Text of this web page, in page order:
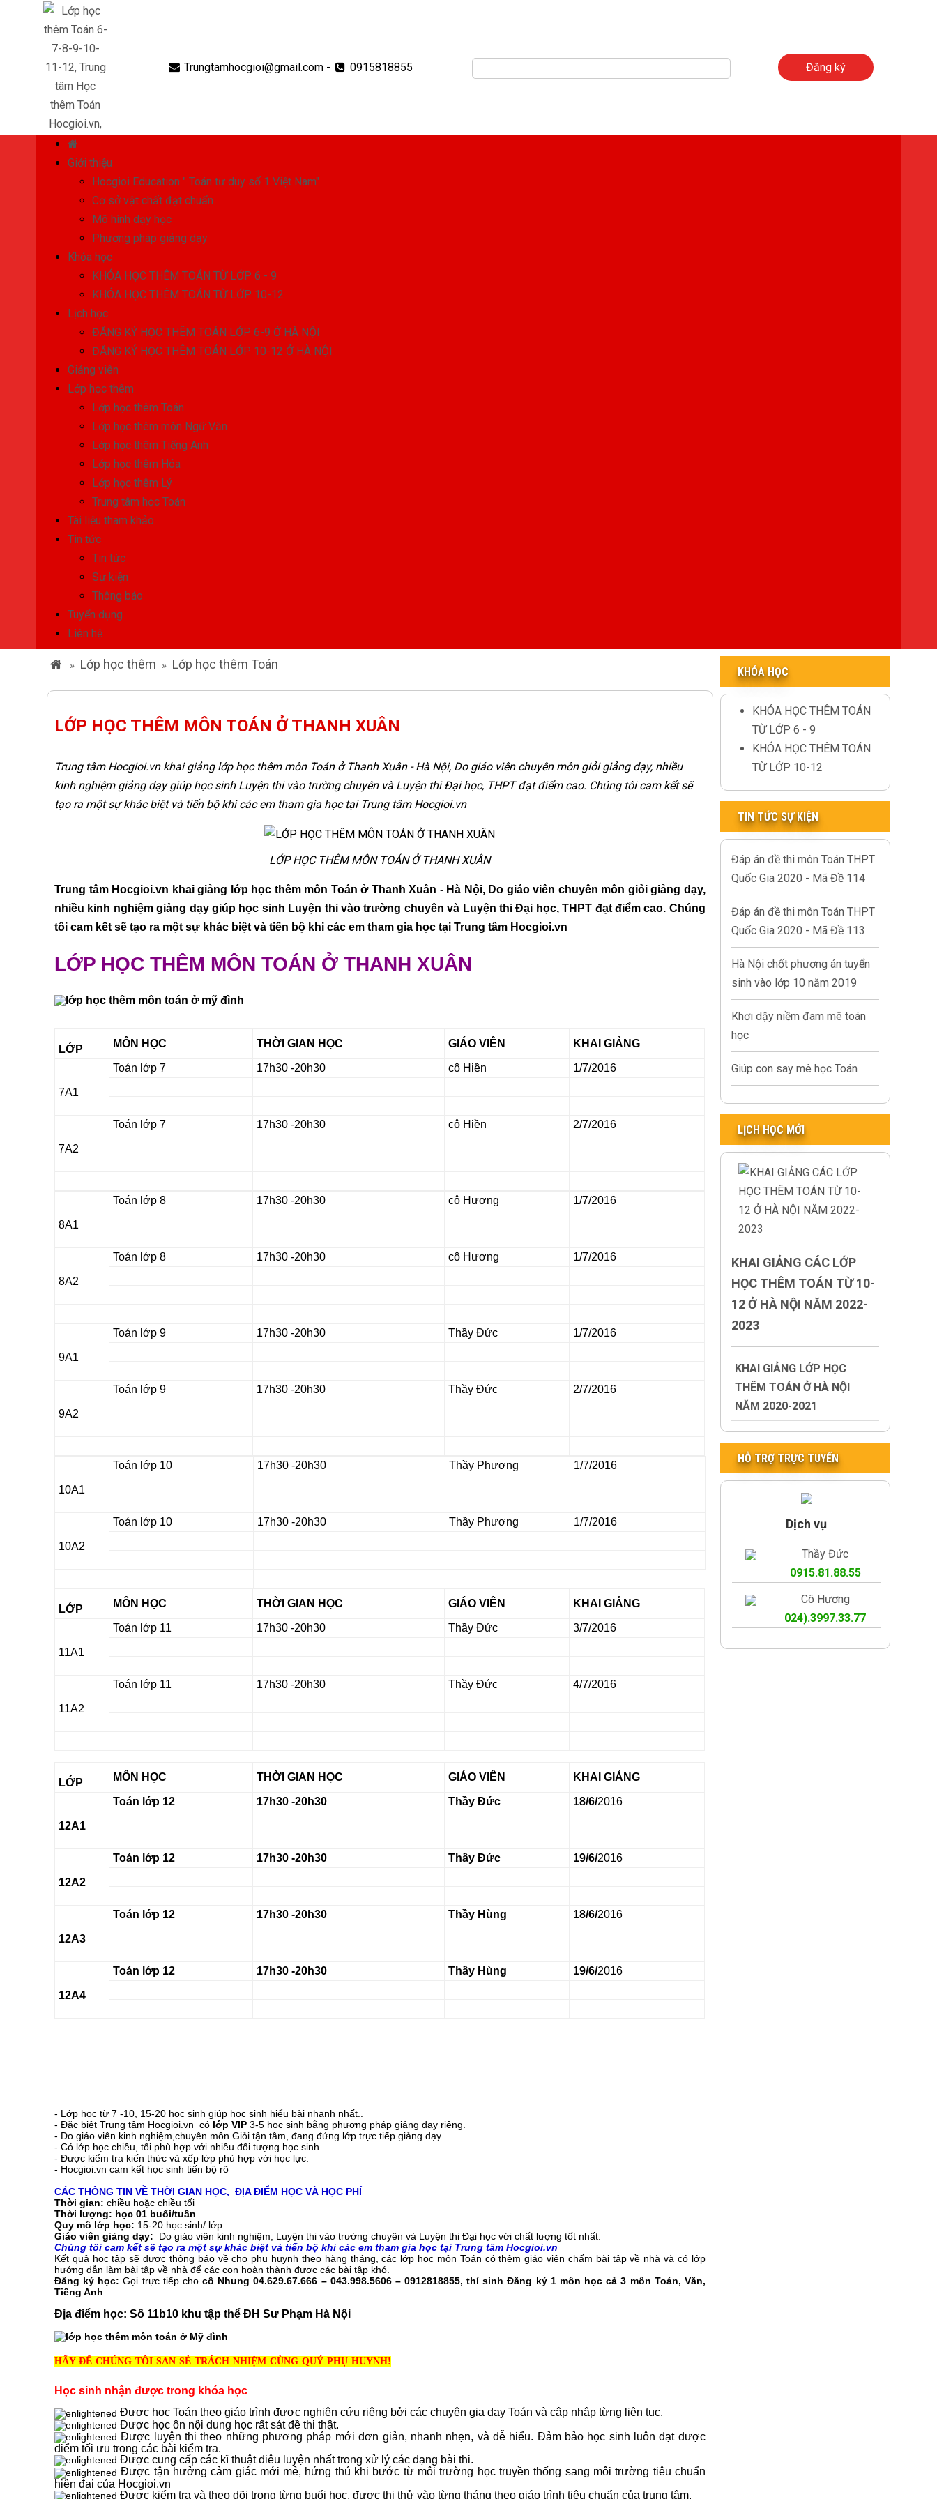
Trungtamhocgioi@gmail.com- 0915818855 Đăng ký
Giới thiệu
Hocgioi Education " Toán tư duy số 1 Việt Nam"
Cơ sở vật chất đạt chuẩn
Mô hình dạy học
Phương pháp giảng dạy
Khóa học
KHÓA HỌC THÊM TOÁN TỪ LỚP 6 - 9
KHÓA HỌC THÊM TOÁN TỪ LỚP 10-12
Lịch học
ĐĂNG KÝ HỌC THÊM TOÁN LỚP 6-9 Ở HÀ NỘI
ĐĂNG KÝ HỌC THÊM TOÁN LỚP 10-12 Ở HÀ NỘI
Giảng viên
Lớp học thêm
Lớp học thêm Toán
Lớp học thêm môn Ngữ Văn
Lớp học thêm Tiếng Anh
Lớp học thêm Hóa
Lớp học thêm Lý
Trung tâm học Toán
Tài liệu tham khảo
Tin tức
Tin tức
Sự kiện
Thông báo
Tuyển dụng
Liên hệ
» Lớp học thêm » Lớp học thêm Toán
LỚP HỌC THÊM MÔN TOÁN Ở THANH XUÂN
Trung tâm Hocgioi.vn khai giảng lớp học thêm môn Toán ở Thanh Xuân - Hà Nội, Do giáo viên chuyên môn giỏi giảng dạy, nhiều
kinh nghiệm giảng dạy giúp học sinh Luyện thi vào trường chuyên và Luyện thi Đại học, THPT đạt điểm cao. Chúng tôi cam kết sẽ
tạo ra một sự khác biệt và tiến bộ khi các em tham gia học tại Trung tâm Hocgioi.vn
LỚP HỌC THÊM MÔN TOÁN Ở THANH XUÂN
Trung tâm Hocgioi.vn khai giảng lớp học thêm môn Toán ở Thanh Xuân - Hà Nội, Do giáo viên chuyên môn giỏi giảng dạy,
nhiều kinh nghiệm giảng dạy giúp học sinh Luyện thi vào trường chuyên và Luyện thi Đại học, THPT đạt điểm cao. Chúng
tôi cam kết sẽ tạo ra một sự khác biệt và tiến bộ khi các em tham gia học tại Trung tâm Hocgioi.vn
LỚP HỌC THÊM MÔN TOÁN Ở THANH XUÂN
LỚP MÔN HỌC THỜI GIAN HỌC GIÁO VIÊN KHAI GIẢNG
7A1
Toán lớp 7 17h30 -20h30 cô Hiền 1/7/2016
7A2
Toán lớp 7 17h30 -20h30 cô Hiền 2/7/2016
8A1
Toán lớp 8 17h30 -20h30 cô Hương 1/7/2016
8A2
Toán lớp 8 17h30 -20h30 cô Hương 1/7/2016
9A1
Toán lớp 9 17h30 -20h30 Thầy Đức 1/7/2016
9A2
Toán lớp 9 17h30 -20h30 Thầy Đức 2/7/2016
10A1
Toán lớp 10 17h30 -20h30 Thầy Phương 1/7/2016
10A2
Toán lớp 10 17h30 -20h30 Thầy Phương 1/7/2016
LỚP MÔN HỌC THỜI GIAN HỌC GIÁO VIÊN KHAI GIẢNG
11A1
Toán lớp 11 17h30 -20h30 Thầy Đức 3/7/2016
11A2
Toán lớp 11 17h30 -20h30 Thầy Đức 4/7/2016
LỚP MÔN HỌC THỜI GIAN HỌC GIÁO VIÊN KHAI GIẢNG
12A1
Toán lớp 12 17h30 -20h30 Thầy Đức 18/6/2016
12A2
Toán lớp 12 17h30 -20h30 Thầy Đức 19/6/2016
12A3
Toán lớp 12 17h30 -20h30 Thầy Hùng 18/6/2016
12A4
Toán lớp 12 17h30 -20h30 Thầy Hùng 19/6/2016
- Lớp học từ 7 -10, 15-20 học sinh giúp học sinh hiểu bài nhanh nhất..
- Đặc biệt Trung tâm Hocgioi.vn có lớp VIP 3-5 học sinh bằng phương pháp giảng dạy riêng.
- Do giáo viên kinh nghiệm,chuyên môn Giỏi tận tâm, đang đứng lớp trực tiếp giảng dạy.
- Có lớp học chiều, tối phù hợp với nhiều đối tượng học sinh.
- Được kiểm tra kiến thức và xếp lớp phù hợp với học lực.
- Hocgioi.vn cam kết học sinh tiến bộ rõ
CÁC THÔNG TIN VỀ THỜI GIAN HỌC, ĐỊA ĐIỂM HỌC VÀ HỌC PHÍ
Thời gian: chiều hoặc chiều tối
Thời lượng: học 01 buổi/tuần
Quy mô lớp học: 15-20 học sinh/ lớp
Giáo viên giảng dạy: Do giáo viên kinh nghiệm, Luyện thi vào trường chuyên và Luyện thi Đại học với chất lượng tốt nhất.
Chúng tôi cam kết sẽ tạo ra một sự khác biệt và tiến bộ khi các em tham gia học tại Trung tâm Hocgioi.vn
Kết quả học tập sẽ được thông báo về cho phụ huynh theo hàng tháng, các lớp học môn Toán có thêm giáo viên chấm bài tập về nhà và có lớp
hướng dẫn làm bài tập về nhà để các con hoàn thành được các bài tập khó.
Đăng ký học: Gọi trực tiếp chocô Nhung 04.629.67.666 – 043.998.5606 – 0912818855, thí sinh Đăng ký 1 môn học cả 3 môn Toán, Văn,
Tiếng Anh
Địa điểm học: Số 11b10 khu tập thể ĐH Sư Phạm Hà Nội
HÃY ĐỂ CHÚNG TÔI SAN SẺ TRÁCH NHIỆM CÙNG QUÝ PHỤ HUYNH!
Học sinh nhận được trong khóa học
Được học Toán theo giáo trình được nghiên cứu riêng bởi các chuyên gia dạy Toán và cập nhập từng liên tục.
Được học ôn nội dung học rất sát đề thi thật.
Được luyện thi theo những phương pháp mới đơn giản, nhanh nhẹn, và dễ hiểu. Đảm bảo học sinh luôn đạt được
điểm tối ưu trong các bài kiểm tra.
Được cung cấp các kĩ thuật điêu luyện nhất trong xử lý các dạng bài thi.
Được tận hưởng cảm giác mới mẻ, hứng thú khi bước từ môi trường học truyền thống sang môi trường tiêu chuẩn
hiện đại của Hocgioi.vn
Được kiểm tra và theo dõi trong từng buổi học, được thi thử vào từng tháng theo giáo trình tiêu chuẩn của trung tâm.
KHÓA HỌC
KHÓA HỌC THÊM TOÁN
TỪ LỚP 6 - 9
KHÓA HỌC THÊM TOÁN
TỪ LỚP 10-12
TIN TỨC SỰ KIỆN
Đáp án đề thi môn Toán THPT
Quốc Gia 2020 - Mã Đề 114
Đáp án đề thi môn Toán THPT
Quốc Gia 2020 - Mã Đề 113
Hà Nội chốt phương án tuyển
sinh vào lớp 10 năm 2019
Khơi dậy niềm đam mê toán
học
Giúp con say mê học Toán
LỊCH HỌC MỚI
KHAI GIẢNG CÁC LỚP
HỌC THÊM TOÁN TỪ 10-
12 Ở HÀ NỘI NĂM 2022-
2023
KHAI GIẢNG LỚP HỌC
THÊM TOÁN Ở HÀ NỘI
NĂM 2020-2021
HỖ TRỢ TRỰC TUYẾN
Dịch vụ
Thầy Đức
0915.81.88.55
Cô Hương
024).3997.33.77